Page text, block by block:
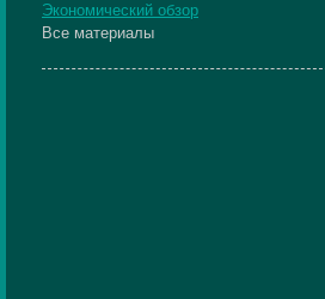
Экономический обзор
Все материалы